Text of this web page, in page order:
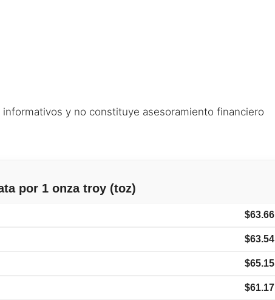
y no constituye asesoramiento financiero
por 1 onza troy (toz)
$63.66
$63.54
$65.15
$61.17